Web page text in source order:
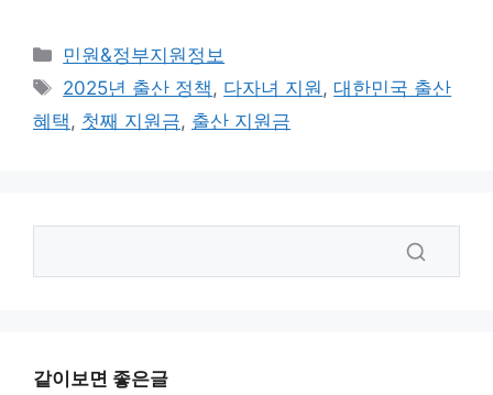
카
테
리
민원&정부지원정보
태
그
2025년 출산 정책, 다자녀 지원,대한민국 출산
혜택, 첫째 지원금, 출산 지원금
같이보면 좋은글